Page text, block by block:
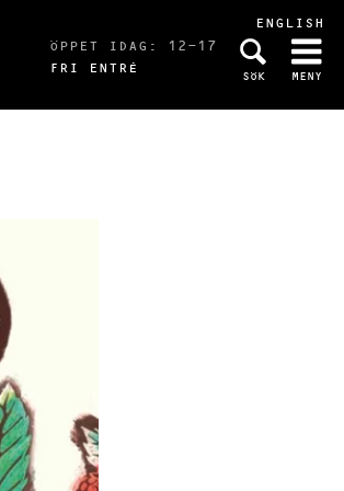
ENGLISH
ÖPPET IDAG: 12-17
FRI ENTRÉ
SÖK MENY